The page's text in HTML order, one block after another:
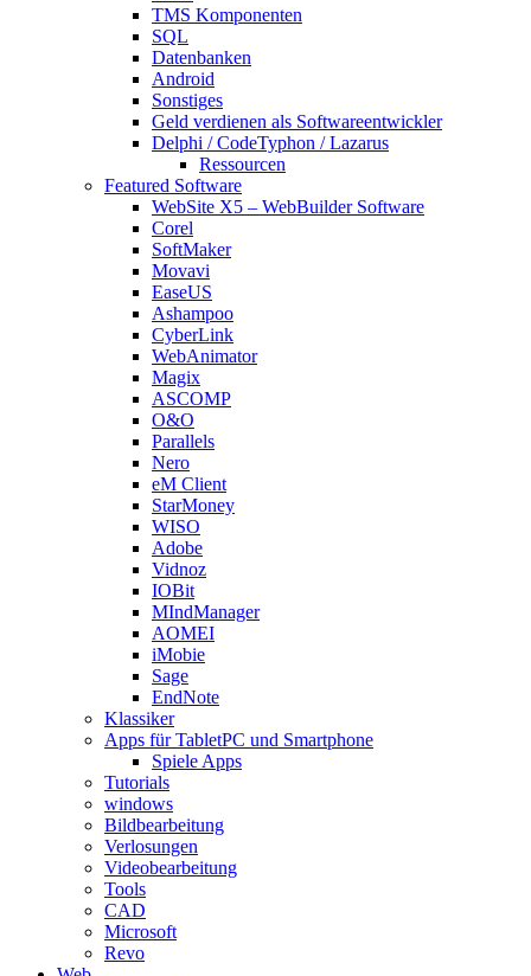
TMS Komponenten
SQL
Datenbanken
Android
Sonstiges
Geld verdienen als Softwareentwickler
Delphi / CodeTyphon / Lazarus
Ressourcen
Featured Software
WebSite X5 – WebBuilder Software
Corel
SoftMaker
Movavi
EaseUS
Ashampoo
CyberLink
WebAnimator
Magix
ASCOMP
O&O
Parallels
Nero
eM Client
StarMoney
WISO
Adobe
Vidnoz
IOBit
MIndManager
AOMEI
iMobie
Sage
EndNote
Klassiker
Apps für TabletPC und Smartphone
Spiele Apps
Tutorials
windows
Bildbearbeitung
Verlosungen
Videobearbeitung
Tools
CAD
Microsoft
Revo